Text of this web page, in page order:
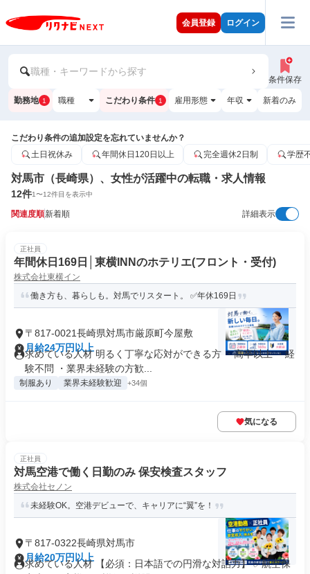
会員登録 ログイン
職種・キーワードから探す
条件保存
勤務地 1 職種 こだわり条件 1 雇用形態 年収 新着のみ
こだわり条件の追加設定を忘れていませんか？
土日祝休み
年間休日120日以上 完全週休2日制 学歴
対馬市（長崎県）、女性が活躍中の転職・求人情報
12件1〜12件目を表示中
関連度順新着順 詳細表示
正社員
年間休日169日│東横INNのホテリエ(フロント・受付)
株式会社東横イン
働き方も、暮らしも。対馬でリスタート。 ✅年休169日
〒817-0021長崎県対馬市厳原町今屋敷
月給24万円以上
求めている人材 明るく丁寧な応対ができる方 ・高卒以上 ・経
験不問 ・業界未経験の方歓...
制服あり 業界未経験歓迎 +34個
気になる
正社員
対馬空港で働く日勤のみ 保安検査スタッフ
株式会社セノン
未経験OK。空港デビューで、キャリアに“翼”を！
〒817-0322長崎県対馬市
月給20万円以上
求めている人材 【必須：日本語での円滑な対話力】 ✅航空保